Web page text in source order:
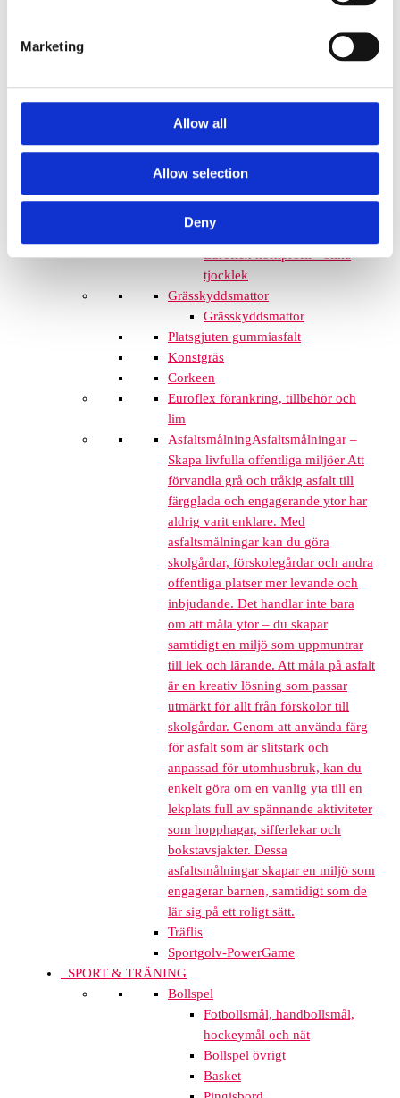
Marketing
Allow all
Allow selection
Deny
Euroflex hel & halvkulor /
Euroflex kub / kub EPDM
Euroflex stepper/S & C-block
Euroflex hörnskydd
Euroflex gräskantskydd
Euroflex trottoarsten
Euroflex stegblock
tjocklekar
Euroflex hörnprofil - olika
tjocklek
Grässkyddsmattor
Grässkyddsmattor
Platsgjuten gummiasfalt
Konstgräs
Corkeen
Euroflex förankring, tillbehör och
lim
AsfaltsmålningAsfaltsmålningar –
Skapa livfulla offentliga miljöer Att
förvandla grå och tråkig asfalt till
färgglada och engagerande ytor har
aldrig varit enklare. Med
asfaltsmålningar kan du göra
skolgårdar, förskolegårdar och andra
offentliga platser mer levande och
inbjudande. Det handlar inte bara
om att måla ytor – du skapar
samtidigt en miljö som uppmuntrar
till lek och lärande. Att måla på asfalt
är en kreativ lösning som passar
utmärkt för allt från förskolor till
skolgårdar. Genom att använda färg
för asfalt som är slitstark och
anpassad för utomhusbruk, kan du
enkelt göra om en vanlig yta till en
lekplats full av spännande aktiviteter
som hopphagar, sifferlekar och
bokstavsjakter. Dessa
asfaltsmålningar skapar en miljö som
engagerar barnen, samtidigt som de
lär sig på ett roligt sätt.
Träflis
Sportgolv-PowerGame
SPORT & TRÄNING
Bollspel
Fotbollsmål, handbollsmål,
hockeymål och nät
Bollspel övrigt
Basket